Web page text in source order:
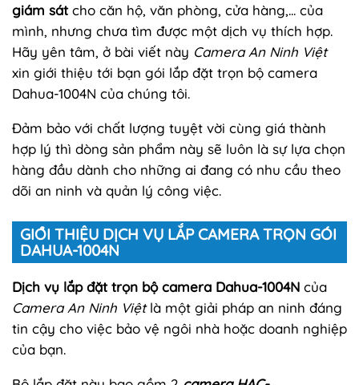
giám sátcho căn hộ, văn phòng, cửa hàng,... của
mình, nhưng chưa tìm được một dịch vụ thích hợp.
Hãy yên tâm, ở bài viết này Camera An Ninh Việt
xin giới thiệu tới bạn gói lắp đặt trọn bộ camera
Dahua-1004N của chúng tôi.
Đảm bảo với chất lượng tuyệt vời cùng giá thành
hợp lý thì dòng sản phẩm này sẽ luôn là sự lựa chọn
hàng đầu dành cho những ai đang có nhu cầu theo
dõi an ninh và quản lý công việc.
GIỚI THIỆU DỊCH VỤ LẮP CAMERA TRỌN GÓI
DAHUA-1004N
Dịch vụ lắp đặt trọn bộ camera Dahua-1004N của
Camera An Ninh Việtlà một giải pháp an ninh đáng
tin cậy cho việc bảo vệ ngôi nhà hoặc doanh nghiệp
của bạn.